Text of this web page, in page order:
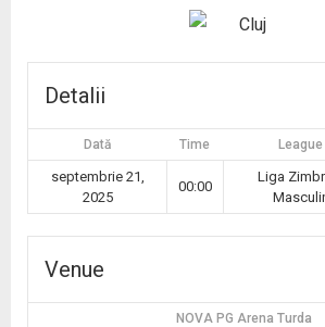
Detalii
Dată Time League
septembrie 21,
2025
00:00
Liga
Venue
NOVA PG Arena Turda